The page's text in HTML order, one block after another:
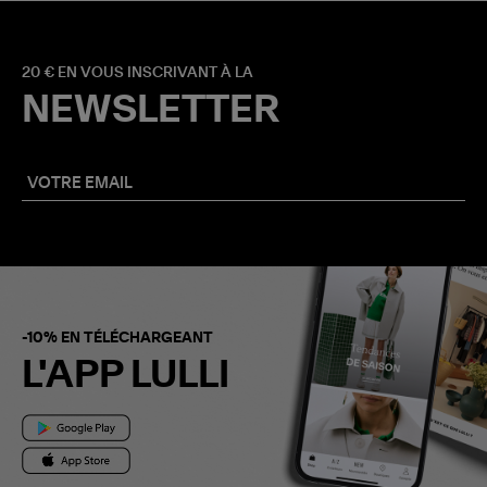
20 € EN VOUS INSCRIVANT À LA
NEWSLETTER
-10% EN TÉLÉCHARGEANT
L'APP LULLI